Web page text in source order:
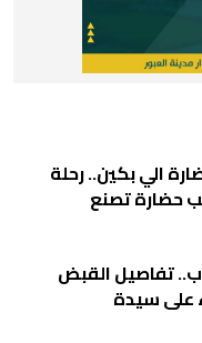
الي بكين.. رحلة
تصنع
تفاصيل القبض
على سيدة